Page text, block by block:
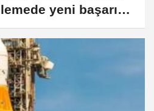
yeni başarı